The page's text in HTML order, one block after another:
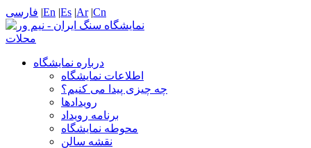
فارسی |En |Es |Ar|Cn
درباره نمایشگاه
اطلاعات نمایشگاه
چه چیزی پیدا می کنیم؟
رویدادها
برنامه رویداد
محوطه نمایشگاه
نقشه سالن